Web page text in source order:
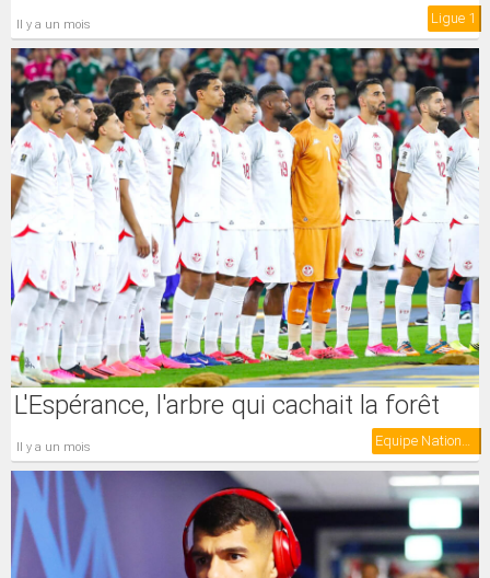
il y a un mois Ligue 1
L'Espérance, l'arbre qui cachait la forêt
il y a un mois